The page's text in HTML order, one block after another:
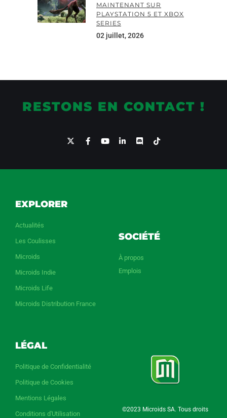
MAINTENANT SUR
PLAYSTATION 5 ET XBOX
SERIES
02 juillet, 2026
RESTONS EN CONTACT !
EXPLORER
Actualités
Les Coulisses
Microids
Microids Indie
Microids Life
Microids Distribution France
SOCIÉTÉ
À propos
Emplois
LÉGAL
Politique de Confidentialité
Politique de Cookies
Mentions Légales
Conditions d'Utilisation
©2023 Microids SA. Tous droits